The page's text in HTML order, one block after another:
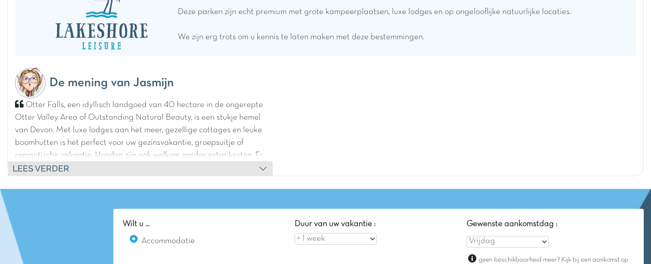
Deze parken zijn echt premium met grote kampeerplaatsen, luxe lodges en op ongelooflijke natuurlijke locaties.
We zijn erg trots om u kennis te laten maken met deze bestemmingen.
De mening van Jasmijn
Otter Falls, een idyllisch landgoed van 40 hectare in de ongerepte
Otter Valley Area of Outstanding Natural Beauty, is een stukje hemel
van Devon. Met luxe lodges aan het meer, gezellige cottages en leuke
boomhutten is het perfect voor uw gezinsvakantie, groepsuitje of
romantische vakantie. Honden zijn ook welkom zonder extra kosten. Er
is genoeg te doen in Otter Falls, met een binnenzwembad,
buitenwereld, evenals gratis fietsverhuur om het landgoed en de vallei
exclusief voor gasten, en maak u niet al te veel zorgen over koken op
vakantie, want bij de Tickled Trout bar & bistro heeft u heerlijke
LEES VERDER
Wilt u ...
Accommodatie
Duur van uw vakantie : Gewenste aankomstdag :
geen beschikbaarheid meer? Kijk bij een aankomst op